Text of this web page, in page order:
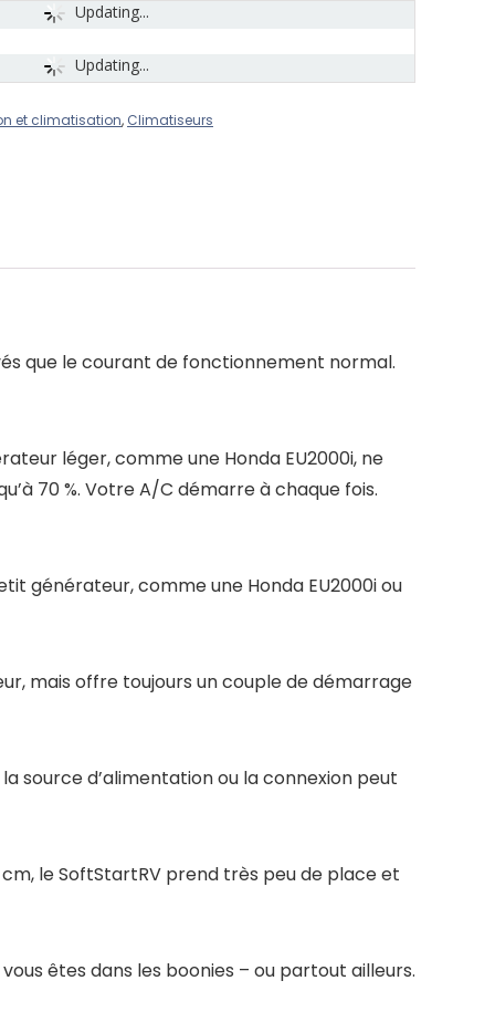
Updating...
Updating...
et climatisation, Climatiseurs
que le courant de fonctionnement normal.
léger, comme une Honda EU2000i, ne
70 %. Votre A/C démarre à chaque fois.
générateur, comme une Honda EU2000i ou
mais offre toujours un couple de démarrage
source d’alimentation ou la connexion peut
le SoftStartRV prend très peu de place et
êtes dans les boonies – ou partout ailleurs.